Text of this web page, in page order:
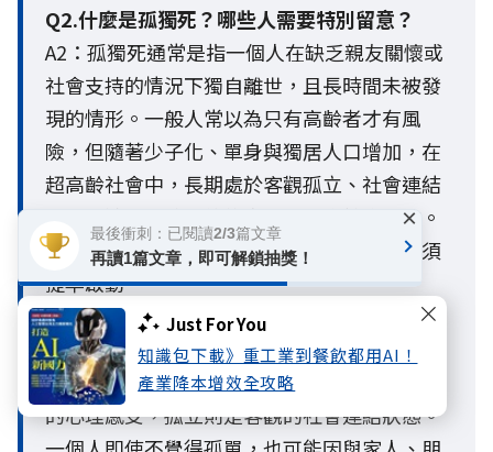
Just For You
知識包下載》重工業到餐飲都用AI！
產業降本增效全攻略
Q2.什麼是孤獨死？哪些人需要特別留意？
A2：孤獨死通常是指一個人在缺乏親友關懷或
社會支持的情況下獨自離世，且長時間未被發
現的情形。一般人常以為只有高齡者才有風
險，但隨著少子化、單身與獨居人口增加，在
超高齡社會中，長期處於客觀孤立、社會連結
薄弱或缺乏支持網絡的人，都面臨較高風險。
這也警示現代人，老後生活防護網的建構必須
提早啟動。
Q3. 孤獨與孤立有什麼不同？
A3：孤獨與孤立最大的不同，在於孤獨是主觀
的心理感受，孤立則是客觀的社會連結狀態。
最後衝刺：已閱讀2/3篇文章
再讀1篇文章，即可解鎖抽獎！
×